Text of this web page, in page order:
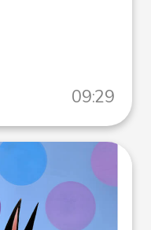
09:29